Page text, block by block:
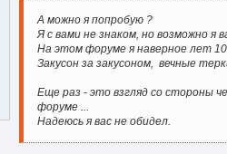
А можно я попробую ?
Я с вами не знаком, но возможно я
На этом форуме я наверное лет
Закусон за закусоном, вечные
Еще раз - это взгляд со стороны
форуме ...
Надеюсь я вас не обидел.